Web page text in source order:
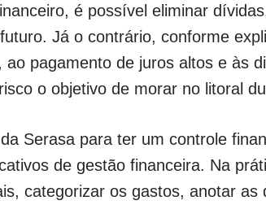
é possível eliminar
Já o contrário, conforme
ao pagamento de juros altos e às
o objetivo de morar no litoral
Serasa para ter um controle
de gestão financeira. Na
categorizar os gastos, anotar